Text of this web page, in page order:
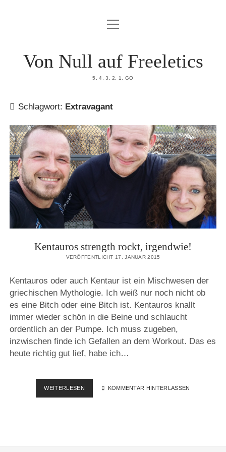
HOME
Menü
öffnen
Von Null auf Freeletics
5, 4, 3, 2, 1, GO
Schlagwort: Extravagant
Kentauros strength rockt, irgendwie!
VERÖFFENTLICHT 17. JANUAR 2015
Kentauros oder auch Kentaur ist ein Mischwesen der
griechischen Mythologie. Ich weiß nur noch nicht ob
es eine Bitch oder eine Bitch ist. Kentauros knallt
immer wieder schön in die Beine und schlaucht
ordentlich an der Pumpe. Ich muss zugeben,
inzwischen finde ich Gefallen an dem Workout. Das es
heute richtig gut lief, habe ich…
WEITERLESENKENTAUROS
STRENGTH
KOMMENTAR HINTERLASSEN